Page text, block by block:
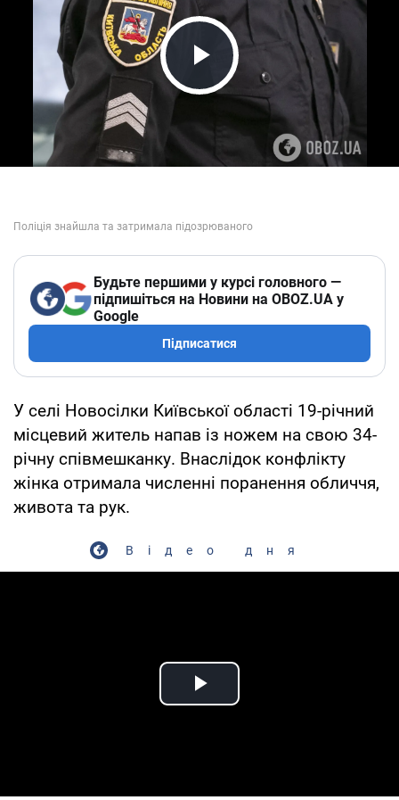
Play Video
Будьте першими у курсі головного —
підпишіться на Новини на OBOZ.UA у
Google
Підписатися
У селі Новосілки Київської області 19-річний
місцевий житель напав із ножем на свою 34-
річну співмешканку. Внаслідок конфлікту
жінка отримала численні поранення обличчя,
живота та рук.
Відео дня
Play Video